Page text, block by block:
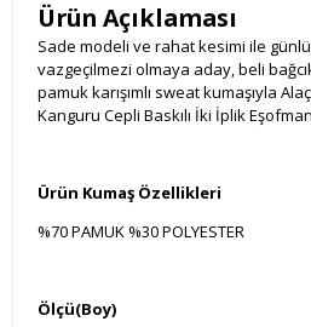
Ürün Açıklaması
Sade modeli ve rahat kesimi ile
vazgeçilmezi olmaya aday, beli
pamuk karışımlı sweat kumaşıyla
Kanguru Cepli Baskılı İki İplik
Ürün Kumaş Özellikleri
%70 PAMUK %30 POLYESTER
Ölçü(Boy)